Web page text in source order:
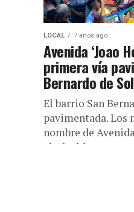
LOCAL 7 años ago
Avenida ‘Joao
primera vía
Bernardo de
El barrio San
pavimentada. Los
nombre de
al Alcalde que...